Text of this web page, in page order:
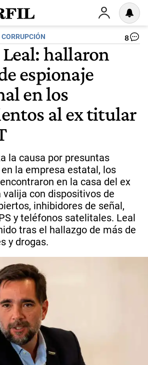
8
hallaron
espionaje
en los
al ex titular
la causa por presuntas
la empresa estatal, los
en la casa del ex
con dispositivos de
inhibidores de señal,
y teléfonos satelitales. Leal
tras el hallazgo de más de
y drogas.